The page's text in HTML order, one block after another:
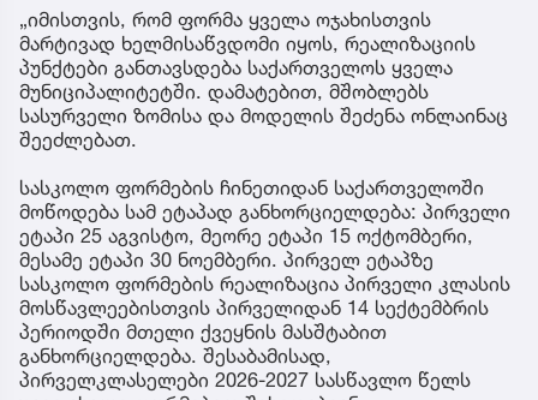
„იმისთვის, რომ ფორმა ყველა ოჯახისთვის
მარტივად ხელმისაწვდომი იყოს, რეალიზაციის
პუნქტები განთავსდება საქართველოს ყველა
მუნიციპალიტეტში. დამატებით, მშობლებს
სასურველი ზომისა და მოდელის შეძენა ონლაინაც
შეეძლებათ.
სასკოლო ფორმების ჩინეთიდან საქართველოში
მოწოდება სამ ეტაპად განხორციელდება: პირველი
ეტაპი 25 აგვისტო, მეორე ეტაპი 15 ოქტომბერი,
მესამე ეტაპი 30 ნოემბერი. პირველ ეტაპზე
სასკოლო ფორმების რეალიზაცია პირველი კლასის
მოსწავლეებისთვის პირველიდან 14 სექტემბრის
პერიოდში მთელი ქვეყნის მასშტაბით
განხორციელდება. შესაბამისად,
პირველკლასელები 2026-2027 სასწავლო წელს